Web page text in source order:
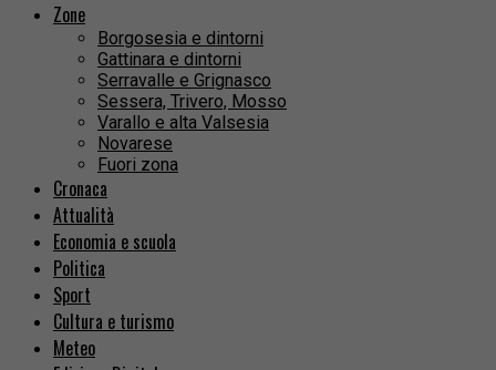
Zone
Borgosesia e dintorni
Gattinara e dintorni
Serravalle e Grignasco
Sessera, Trivero, Mosso
Varallo e alta Valsesia
Novarese
Fuori zona
Cronaca
Attualità
Economia e scuola
Politica
Sport
Cultura e turismo
Meteo